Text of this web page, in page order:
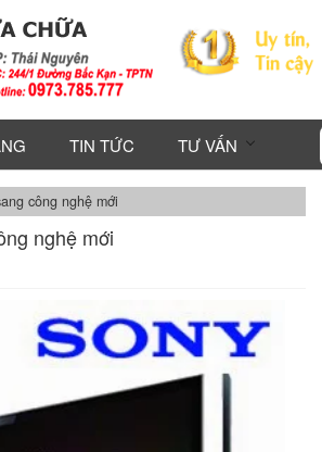
TIN TỨC TƯ VẤN
công nghệ mới
nghệ mới